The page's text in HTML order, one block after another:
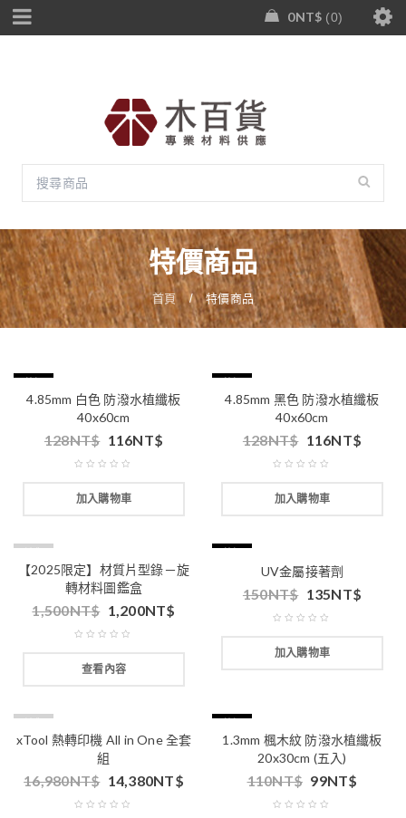
0NT$ 0
特價商品
首頁 / 特價商品
4.85mm 白色 防潑水植纖板
40x60cm
128NT$ 116NT$
加入購物車
4.85mm 黑色 防潑水植纖板
40x60cm
128NT$ 116NT$
加入購物車
【2025限定】材質片型錄－旋
轉材料圖鑑盒
1,500NT$ 1,200NT$
查看內容
UV金屬接著劑
150NT$ 135NT$
加入購物車
xTool 熱轉印機 All in One 全套
組
16,980NT$ 14,380NT$
1.3mm 楓木紋 防潑水植纖板
20x30cm (五入)
110NT$ 99NT$